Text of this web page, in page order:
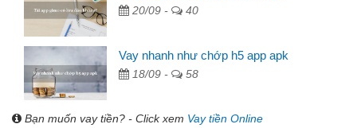
20/09 - 40
Vay nhanh như chớp h5 app apk
18/09 - 58
Bạn muốn vay tiền? - Click xem Vay tiền Online